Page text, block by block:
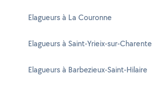
Elagueurs à La Couronne
Elagueurs à Saint-Yrieix-sur-Charente
Elagueurs à Barbezieux-Saint-Hilaire